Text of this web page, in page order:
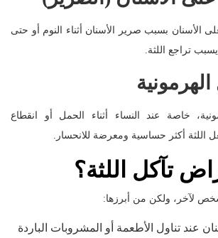
الأسنان بسبب صرير الأسنان أثناء النوم أو حتى
يسبب تراجع اللثة.
الهرمونية
خاصة عند النساء أثناء الحمل أو انقطاع
اللثة أكثر حساسية ومعرضة للانحسار.
تآكل اللثة؟
لآخر، ولكن من أبرزها:
عند تناول الأطعمة أو المشروبات الباردة